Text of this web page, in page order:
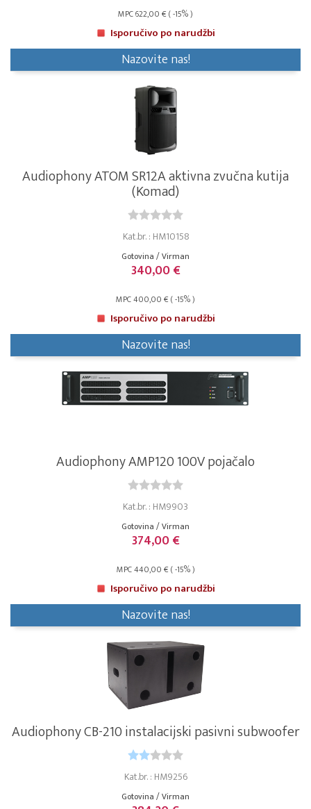
MPC 622,00 € ( -15% )
Isporučivo po narudžbi
Nazovite nas!
Audiophony ATOM SR12A aktivna zvučna kutija
(Komad)
Kat.br. : HM10158
Gotovina / Virman
340,00 €
MPC 400,00 € ( -15% )
Isporučivo po narudžbi
Nazovite nas!
Audiophony AMP120 100V pojačalo
Kat.br. : HM9903
Gotovina / Virman
374,00 €
MPC 440,00 € ( -15% )
Isporučivo po narudžbi
Nazovite nas!
Audiophony CB-210 instalacijski pasivni subwoofer
Kat.br. : HM9256
Gotovina / Virman